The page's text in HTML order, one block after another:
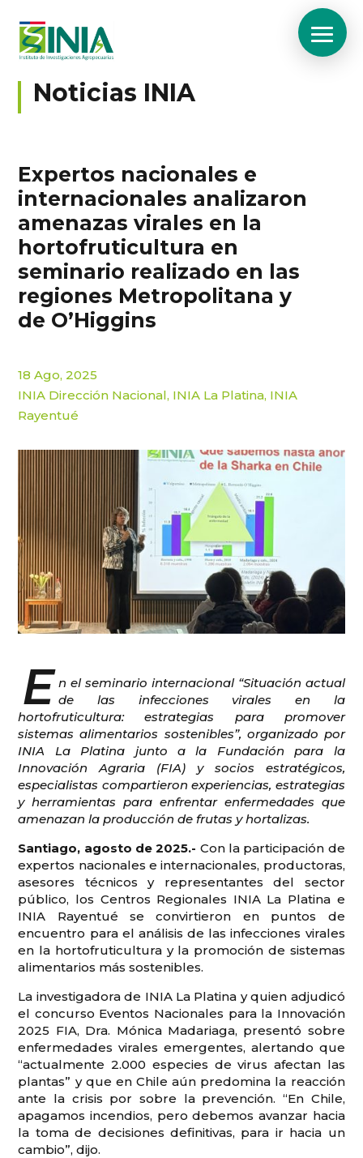
Noticias INIA
Expertos nacionales e
internacionales analizaron
amenazas virales en la
hortofruticultura en
seminario realizado en las
regiones Metropolitana y
de O’Higgins
18 Ago, 2025
INIA Dirección Nacional, INIA La Platina, INIA
Rayentué
E n el seminario internacional “Situación actual
de las infecciones virales en la
hortofruticultura: estrategias para promover
sistemas alimentarios sostenibles”, organizado por
INIA La Platina junto a la Fundación para la
Innovación Agraria (FIA) y socios estratégicos,
especialistas compartieron experiencias, estrategias
y herramientas para enfrentar enfermedades que
amenazan la producción de frutas y hortalizas.
Santiago, agosto de 2025.- Con la participación de
expertos nacionales e internacionales, productoras,
asesores técnicos y representantes del sector
público, los Centros Regionales INIA La Platina e
INIA Rayentué se convirtieron en puntos de
encuentro para el análisis de las infecciones virales
en la hortofruticultura y la promoción de sistemas
alimentarios más sostenibles.
La investigadora de INIA La Platina y quien adjudicó
el concurso Eventos Nacionales para la Innovación
2025 FIA, Dra. Mónica Madariaga, presentó sobre
enfermedades virales emergentes, alertando que
“actualmente 2.000 especies de virus afectan las
plantas” y que en Chile aún predomina la reacción
ante la crisis por sobre la prevención. “En Chile,
apagamos incendios, pero debemos avanzar hacia
la toma de decisiones definitivas, para ir hacia un
cambio”, dijo.